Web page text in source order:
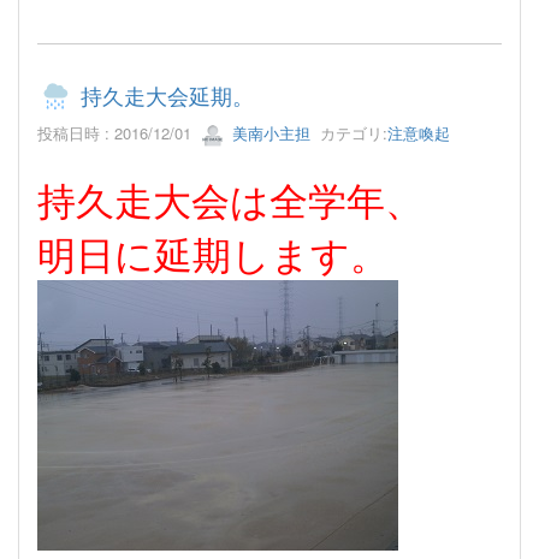
持久走大会延期。
投稿日時 : 2016/12/01 美南小主担 カテゴリ:注意喚起
持久走大会は全学年、
明日に延期します。